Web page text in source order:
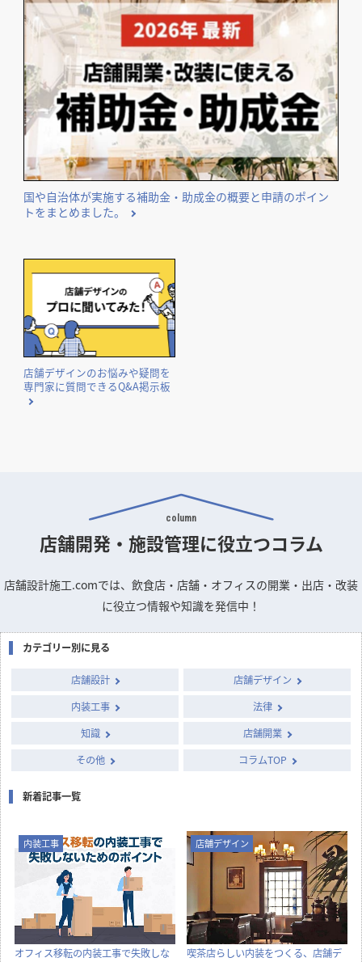
国や自治体が実施する補助金・助成金の概要と申請のポイン
トをまとめました。
店舗デザインのお悩みや疑問を
専門家に質問できるQ&A掲示板
column
店舗開発・施設管理に役立つコラム
店舗設計施工.comでは、飲食店・店舗・オフィスの開業・出店・改装
に役立つ情報や知識を発信中！
カテゴリー別に見る
店舗設計
店舗デザイン
内装工事
法律
知識
店舗開業
その他
コラムTOP
新着記事一覧
内装工事
オフィス移転の内装工事で失敗しな
店舗デザイン
喫茶店らしい内装をつくる、店舗デ